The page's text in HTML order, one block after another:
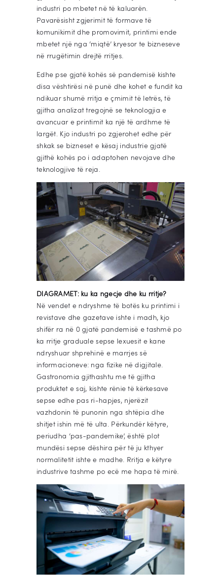
industri po mbetet në të kaluarën.
Pavarësisht zgjerimit të formave të
komunikimit dhe promovimit, printimi ende
mbetet një nga ‘miqtë’ kryesor te bizneseve
në rrugëtimin drejtë rritjes.
Edhe pse gjatë kohës së pandemisë kishte
disa vështirësi në punë dhe kohet e fundit ka
ndikuar shumë rritja e çmimit të letrës, të
gjitha analizat tregojnë se teknologjia e
avancuar e printimit ka një të ardhme të
largët. Kjo industri po zgjerohet edhe për
shkak se bizneset e kësaj industrie gjatë
gjithë kohës po i adaptohen nevojave dhe
teknologjive të reja.
DIAGRAMET: ku ka ngecje dhe ku rritje?
Në vendet e ndryshme të botës ku printimi i
revistave dhe gazetave ishte i madh, kjo
shifër ra në 0 gjatë pandemisë e tashmë po
ka rritje graduale sepse lexuesit e kane
ndryshuar shprehinë e marrjes së
informacioneve: nga fizike në digjitale.
Gastronomia gjithashtu me të gjitha
produktet e saj, kishte rënie të kërkesave
sepse edhe pas ri-hapjes, njerëzit
vazhdonin të punonin nga shtëpia dhe
shitjet ishin më të ulta. Përkundër këtyre,
periudha ‘pas-pandemike’, është plot
mundësi sepse dëshira për të ju kthyer
normalitetit ishte e madhe. Rritja e këtyre
industrive tashme po ecë me hapa të mirë.